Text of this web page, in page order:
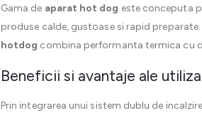
Gama de aparat hot dog este conceputa
produse calde, gustoase si rapid
hotdog combina performanta termica cu
Beneficii si avantaje ale
Prin integrarea unui sistem dublu de